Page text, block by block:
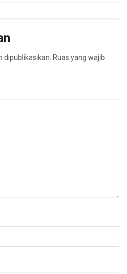
dipublikasikan. Ruas yang wajib